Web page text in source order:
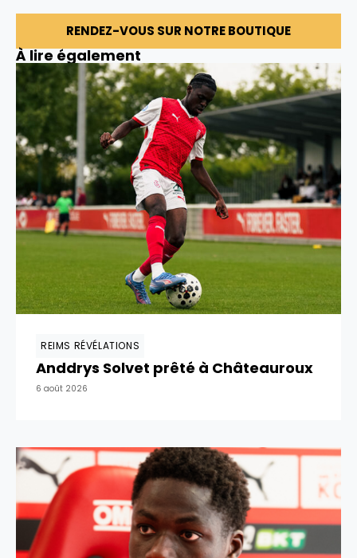
RENDEZ-VOUS SUR NOTRE BOUTIQUE
À lire également
REIMS RÉVÉLATIONS
Anddrys Solvet prêté à Châteauroux
6 août 2026